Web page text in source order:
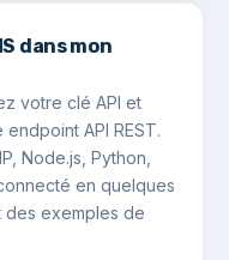
dans mon
votre clé API et
API REST.
Node.js, Python,
en quelques
des exemples de